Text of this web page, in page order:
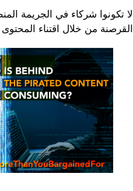
لا تكونوا شركاء في الجريمة
القرصنة من خلال اقتناء